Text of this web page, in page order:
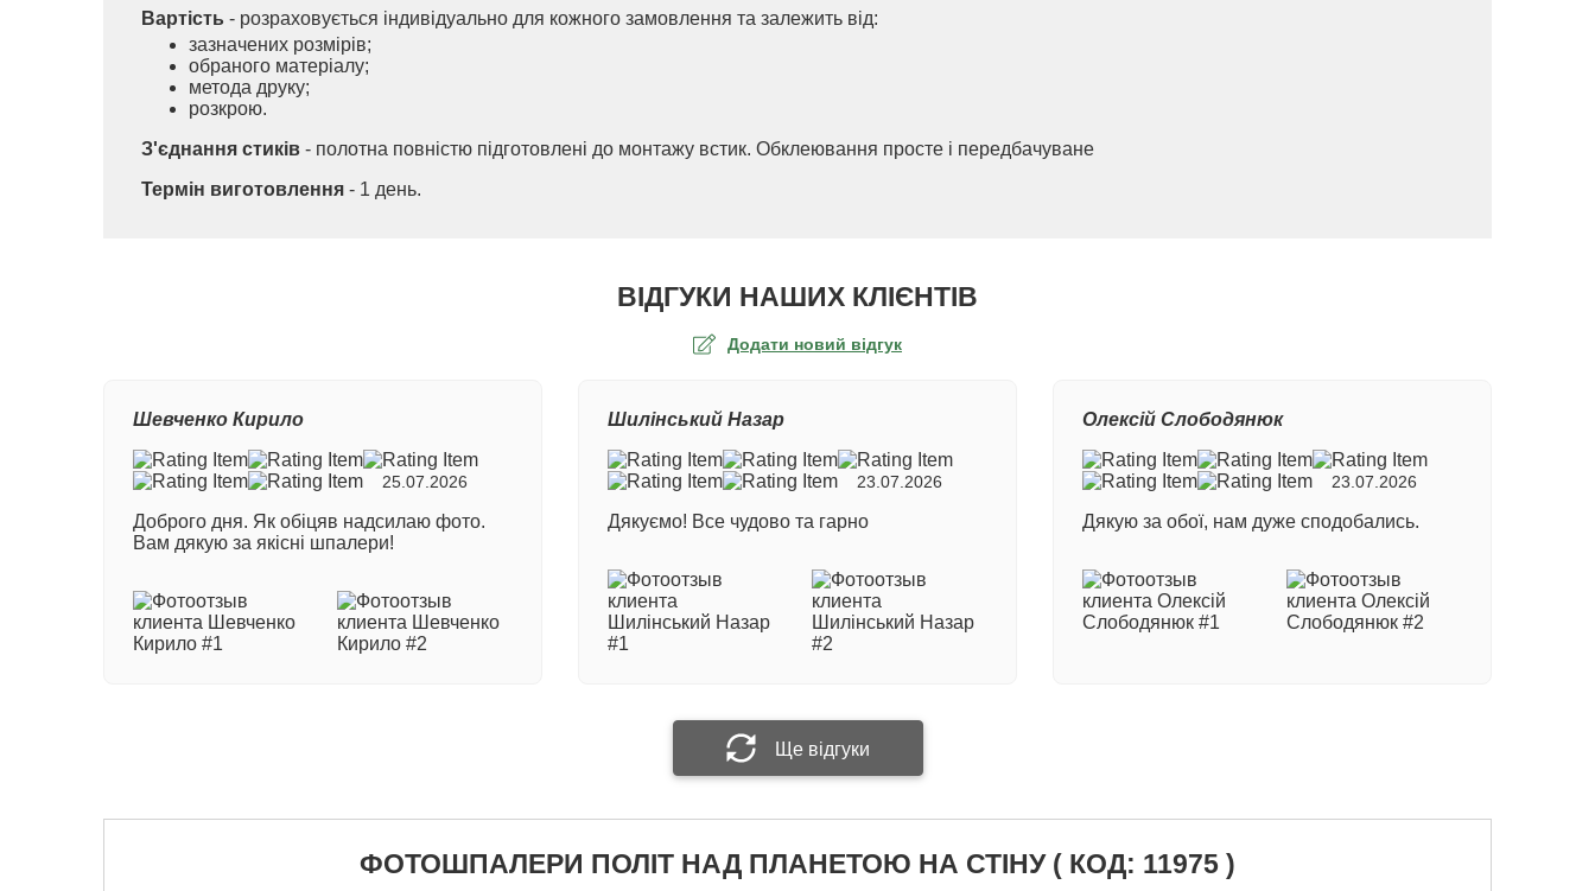
Вартість - розраховується індивідуально для кожного замовлення та залежить від:
зазначених розмірів;
обраного матеріалу;
метода друку;
розкрою.
З'єднання стиків - полотна повністю підготовлені до монтажу встик. Обклеювання просте і передбачуване
Термін виготовлення - 1 день.
ВІДГУКИ НАШИХ КЛІЄНТІВ
Додати новий відгук
Ваша оцінка
Номер замовлення
Ваш відгук
Надіслати відгук
Шевченко Кирило
25.07.2026
Доброго дня. Як обіцяв надсилаю фото.
Вам дякую за якісні шпалери!
Шилінський Назар
23.07.2026
Дякуємо! Все чудово та гарно
Олексій Слободянюк
23.07.2026
Дякую за обої, нам дуже сподобались.
Ще відгуки
ФОТОШПАЛЕРИ ПОЛІТ НАД ПЛАНЕТОЮ НА СТІНУ ( КОД: 11975 )